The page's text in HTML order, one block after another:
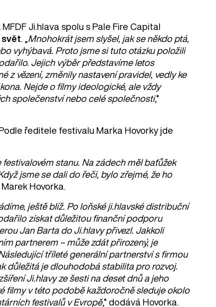
Ji.hlava spolu s Pale Fire Capital
svět
Mnohokrát jsem slyšel, jak se někdo ptá,
vyhýbavá. Proto jsme si tuto otázku položili
Jejich výběr představíme letos
z vězení, změnily nastavení pravidel, vedly ke
Nejde o filmy ideologické, ale vždy
společenství nebo celé společnosti,“
ředitele festivalu Marka Hovorky jde
stanu. Na zádech měl baťůžek
jsme se dali do řeči, bylo zřejmé, že ho
Marek Hovorka.
ještě blíž. Po loňské ji.hlavské distribuční
získat důležitou finanční podporu
Jan Barta do Ji.hlavy přivezl. Jakkoli
partnerem – může zdát přirozený, je
tříleté generální partnerství s firmou
důležitá je dlouhodobá stabilita pro rozvoj.
Ji.hlavy ze šesti na deset dnů a jeho
filmy v této podobě každoročně sleduje okolo
festivalů v Evropě,“ dodává Hovorka.